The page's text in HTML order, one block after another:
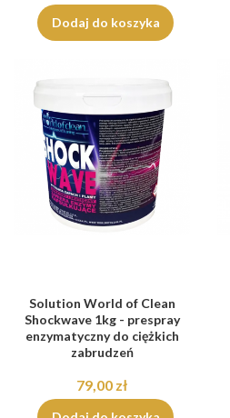
Dodaj do koszyka
Solution World of Clean
Shockwave 1kg - prespray
enzymatyczny do ciężkich
zabrudzeń
79,00 zł